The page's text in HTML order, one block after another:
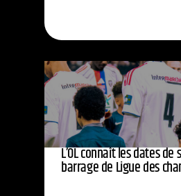
L’OL connaît les dates
barrage de Ligue des